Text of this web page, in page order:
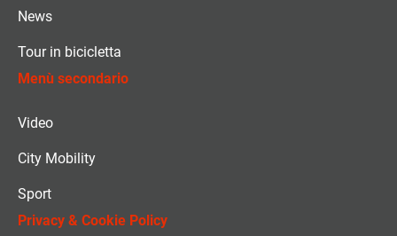
News
Tour in bicicletta
Menù secondario
Video
City Mobility
Sport
Privacy & Cookie Policy